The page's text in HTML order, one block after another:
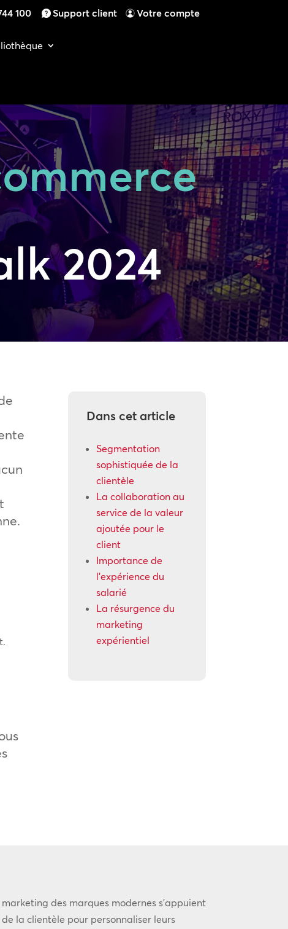
100 Support client Votre compte
2024
Dans cet article
Segmentation
sophistiquée de la
clientèle
La collaboration au
service de la valeur
ajoutée pour le
client
Importance de
l’expérience du
salarié
La résurgence du
marketing
expérientiel
des marques modernes s’appuient
la clientèle pour personnaliser leurs